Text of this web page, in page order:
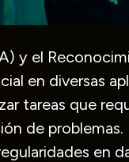
y el
en diversas
tareas que
de
en